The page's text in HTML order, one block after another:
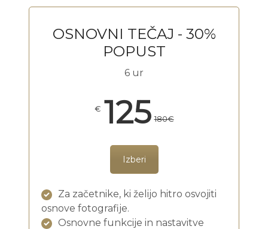
OSNOVNI TEČAJ - 30%
POPUST
6 ur
€ 125 180€
Izberi
Za začetnike, ki želijo hitro osvojiti
osnove fotografije.
Osnovne funkcije in nastavitve